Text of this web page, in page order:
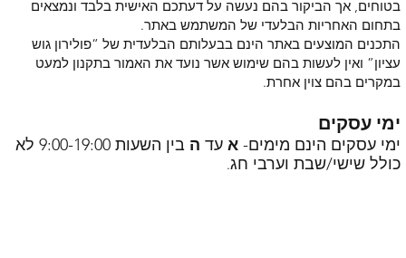
בטוחים, אך הביקור בהם נעשה על דעתכם האישית בלבד ונמצאים
בתחום האחריות הבלעדי של המשתמש באתר.
התכנים המוצעים באתר הינם בבעלותם הבלעדית של “פולירון גוש
עציון” ואין לעשות בהם שימוש אשר נועד את האמור בתקנון למעט
במקרים בהם צוין אחרת.
ימי עסקים
ימי עסקים הינם מימים-א עד ה
בין השעות 9:00-19:00 לא
כולל שישי/שבת וערבי חג.